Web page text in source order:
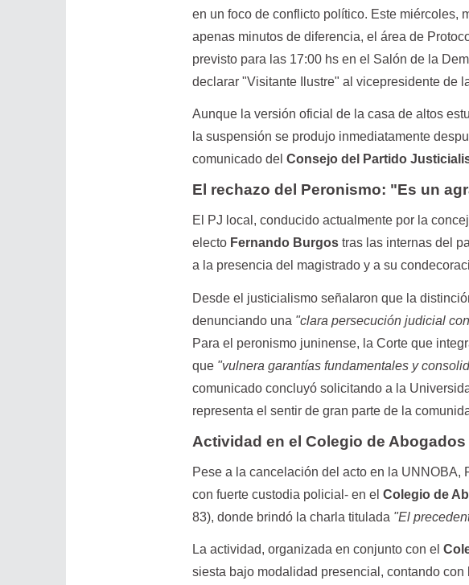
en un foco de conflicto político. Este miércoles,
apenas minutos de diferencia, el área de
previsto para las 17:00 hs en el Salón de la
declarar "Visitante Ilustre" al vicepresidente de
Aunque la versión oficial de la casa de altos
la suspensión se produjo inmediatamente
comunicado delConsejo del Partido
El rechazo del Peronismo: "Es un
El PJ local, conducido actualmente por la
electo Fernando Burgos tras las internas del
a la presencia del magistrado y a su
Desde el justicialismo señalaron que la
denunciando una "clara persecución judicial
Para el peronismo juninense, la Corte que
que "vulnera garantías fundamentales y
comunicado concluyó solicitando a la
representa el sentir de gran parte de la
Actividad en el Colegio de Abogados
Pese a la cancelación del acto en la
con fuerte custodia policial- en elColegio de
83), donde brindó la charla titulada "El
La actividad, organizada en conjunto con el
siesta bajo modalidad presencial, contando